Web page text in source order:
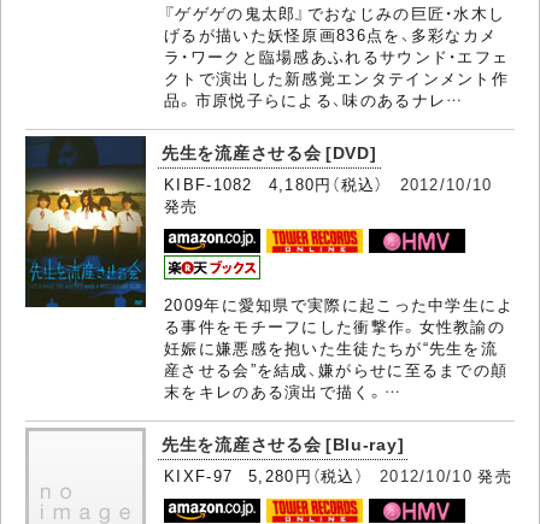
『ゲゲゲの鬼太郎』でおなじみの巨匠・水木し
げるが描いた妖怪原画836点を、多彩なカメ
ラ・ワークと臨場感あふれるサウンド・エフェ
クトで演出した新感覚エンタテインメント作
品。市原悦子らによる、味のあるナレ…
先生を流産させる会 [DVD]
KIBF-1082 4,180円（税込） 2012/10/10
発売
2009年に愛知県で実際に起こった中学生によ
る事件をモチーフにした衝撃作。女性教諭の
妊娠に嫌悪感を抱いた生徒たちが“先生を流
産させる会”を結成、嫌がらせに至るまでの顛
末をキレのある演出で描く。…
先生を流産させる会 [Blu-ray]
KIXF-97 5,280円（税込） 2012/10/10 発売